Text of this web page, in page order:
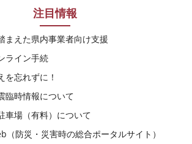
注目情報
まえた県内事業者向け支援
ライン手続
を忘れずに！
臨時情報について
車場（有料）について
（防災・災害時の総合ポータルサイト）